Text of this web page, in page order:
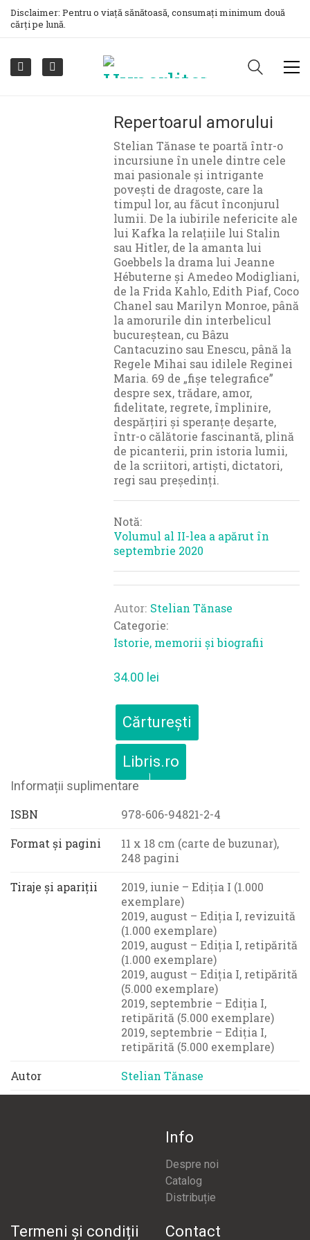
Disclaimer: Pentru o viață sănătoasă, consumați minimum două
cărți pe lună.
Repertoarul amorului
Stelian Tănase te poartă într-o
incursiune în unele dintre cele
mai pasionale și intrigante
povești de dragoste, care la
timpul lor, au făcut înconjurul
lumii. De la iubirile nefericite ale
lui Kafka la relațiile lui Stalin
sau Hitler, de la amanta lui
Goebbels la drama lui Jeanne
Hébuterne și Amedeo Modigliani,
de la Frida Kahlo, Edith Piaf, Coco
Chanel sau Marilyn Monroe, până
la amorurile din interbelicul
bucureștean, cu Bâzu
Cantacuzino sau Enescu, până la
Regele Mihai sau idilele Reginei
Maria. 69 de „fișe telegrafice”
despre sex, trădare, amor,
fidelitate, regrete, împlinire,
despărțiri și speranțe deșarte,
într-o călătorie fascinantă, plină
de picanterii, prin istoria lumii,
de la scriitori, artiști, dictatori,
regi sau președinți.
Notă:
Volumul al II-lea a apărut în
septembrie 2020
Autor Stelian Tănase
Categorie:
Istorie, memorii și biografii
34.00 lei
Cărturești
Libris.ro
Informații suplimentare
ISBN
978-606-94821-2-4
Format și pagini
11 x 18 cm (carte de buzunar),
248 pagini
Tiraje și apariții
2019, iunie – Ediția I (1.000
exemplare)
2019, august – Ediția I, revizuită
(1.000 exemplare)
2019, august – Ediția I, retipărită
(1.000 exemplare)
2019, august – Ediția I, retipărită
(5.000 exemplare)
2019, septembrie – Ediția I,
retipărită (5.000 exemplare)
2019, septembrie – Ediția I,
retipărită (5.000 exemplare)
Autor
Stelian Tănase
Info
Despre noi
Catalog
Distribuție
Termeni și condiții Contact